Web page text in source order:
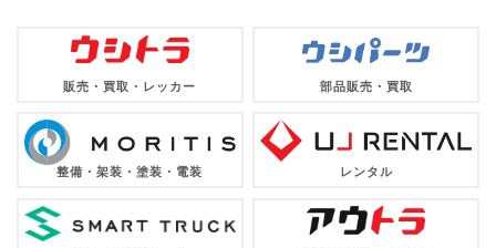
販売・買取・レッカー 部品販売・買取
整備・架装・塗装・電装 レンタル